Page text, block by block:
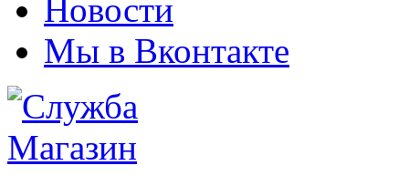
Новости
Мы в Вконтакте